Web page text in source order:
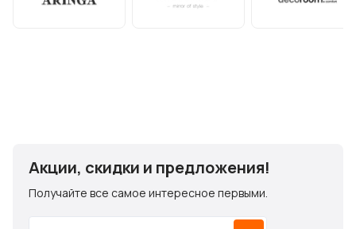
Акции, скидки и предложения!
Получайте все самое интересное первыми.